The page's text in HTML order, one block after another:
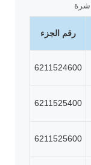
رقم الجزء
6211524600
6211525400
6211525600